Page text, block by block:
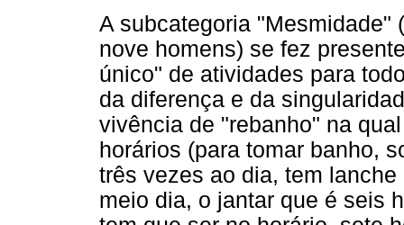
A subcategoria "Mesmidade"
nove homens) se fez
único" de atividades para
da diferença e da
vivência de "rebanho" na
horários (para tomar banho,
três vezes ao dia, tem
meio dia, o jantar que é seis